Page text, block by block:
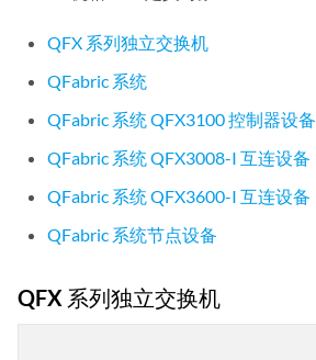
QFX 系列独立交换机
QFabric 系统
QFabric 系统 QFX3100 控制器设备
QFabric 系统 QFX3008-I 互连设备
QFabric 系统 QFX3600-I 互连设备
QFabric 系统节点设备
QFX 系列独立交换机